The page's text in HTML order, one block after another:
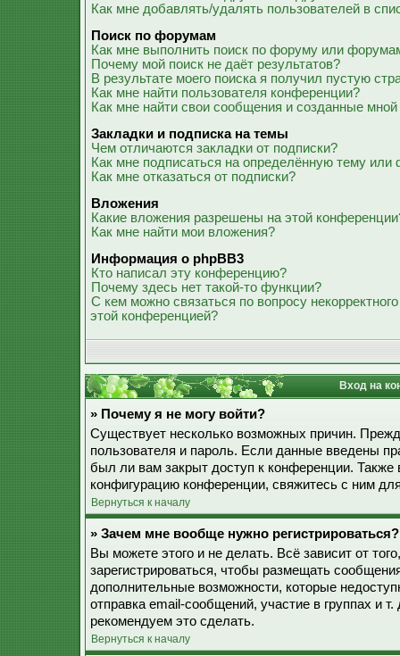
Как мне добавлять/удалять пользователей в
Поиск по форумам
Как мне выполнить поиск по форуму или
Почему мой поиск не даёт результатов?
В результате моего поиска я получил пустую
Как мне найти пользователя конференции?
Как мне найти свои сообщения и созданные
Закладки и подписка на темы
Чем отличаются закладки от подписки?
Как мне подписаться на определённую тему или
Как мне отказаться от подписки?
Вложения
Какие вложения разрешены на этой
Как мне найти мои вложения?
Информация о phpBB3
Кто написал эту конференцию?
Почему здесь нет такой-то функции?
С кем можно связаться по вопросу
этой конференцией?
Вход на
» Почему я не могу войти?
Существует несколько возможных причин.
пользователя и пароль. Если данные введены
был ли вам закрыт доступ к конференции. Также
конфигурацию конференции, свяжитесь с ним
Вернуться к началу
» Зачем мне вообще нужно регистрироваться?
Вы можете этого и не делать. Всё зависит от
зарегистрироваться, чтобы размещать
дополнительные возможности, которые
отправка email-сообщений, участие в группах и
рекомендуем это сделать.
Вернуться к началу